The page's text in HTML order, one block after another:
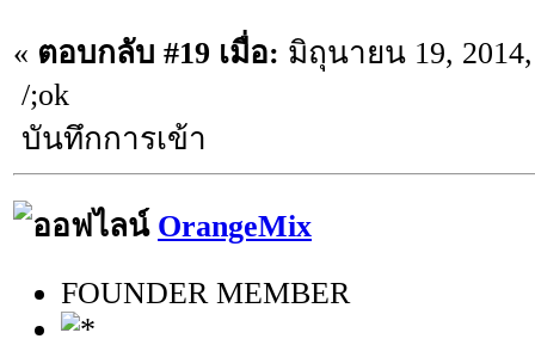
« ตอบกลับ #19 เมื่อ: มิถุนายน 19, 2014,
/;ok
บันทึกการเข้า
OrangeMix
FOUNDER MEMBER